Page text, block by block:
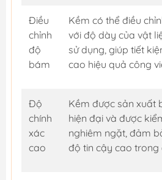
Điều
chỉnh
độ
bám
Kềm có thể điều
với độ dày của vật
sử dụng, giúp tiết
cao hiệu quả công
Độ
chính
xác
cao
Kềm được sản xuất
hiện đại và được
nghiêm ngặt, đảm
độ tin cậy cao trong